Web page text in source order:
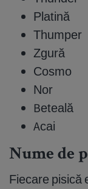
Platină
Thumper
Zgură
Cosmo
Nor
Beteală
Acai
Nume de
Fiecare pisică